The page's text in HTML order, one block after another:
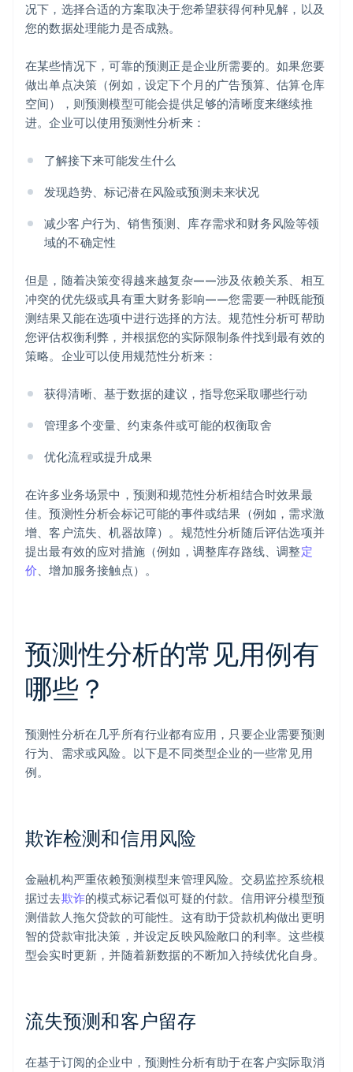
况下，选择合适的方案取决于您希望获得何种见解，以及
您的数据处理能力是否成熟。
在某些情况下，可靠的预测正是企业所需要的。如果您要
做出单点决策（例如，设定下个月的广告预算、估算仓库
空间），则预测模型可能会提供足够的清晰度来继续推
进。企业可以使用预测性分析来：
了解接下来可能发生什么
发现趋势、标记潜在风险或预测未来状况
减少客户行为、销售预测、库存需求和财务风险等领
域的不确定性
但是，随着决策变得越来越复杂——涉及依赖关系、相互
冲突的优先级或具有重大财务影响——您需要一种既能预
测结果又能在选项中进行选择的方法。规范性分析可帮助
您评估权衡利弊，并根据您的实际限制条件找到最有效的
策略。企业可以使用规范性分析来：
获得清晰、基于数据的建议，指导您采取哪些行动
管理多个变量、约束条件或可能的权衡取舍
优化流程或提升成果
在许多业务场景中，预测和规范性分析相结合时效果最
佳。预测性分析会标记可能的事件或结果（例如，需求激
增、客户流失、机器故障）。规范性分析随后评估选项并
提出最有效的应对措施（例如，调整库存路线、调整定
价、增加服务接触点）。
预测性分析的常见用例有
哪些？
预测性分析在几乎所有行业都有应用，只要企业需要预测
行为、需求或风险。以下是不同类型企业的一些常见用
例。
欺诈检测和信用风险
金融机构严重依赖预测模型来管理风险。交易监控系统根
据过去欺诈的模式标记看似可疑的付款。信用评分模型预
测借款人拖欠贷款的可能性。这有助于贷款机构做出更明
智的贷款审批决策，并设定反映风险敞口的利率。这些模
型会实时更新，并随着新数据的不断加入持续优化自身。
流失预测和客户留存
在基于订阅的企业中，预测性分析有助于在客户实际取消